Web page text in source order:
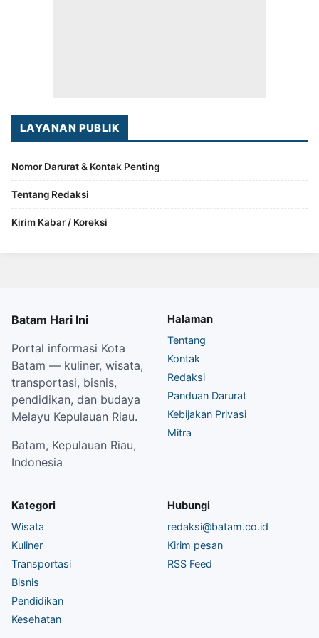
LAYANAN PUBLIK
Nomor Darurat & Kontak Penting
Tentang Redaksi
Kirim Kabar / Koreksi
Batam Hari Ini
Portal informasi Kota
Batam — kuliner, wisata,
transportasi, bisnis,
pendidikan, dan budaya
Melayu Kepulauan Riau.
Batam, Kepulauan Riau,
Indonesia
Halaman
Tentang
Kontak
Redaksi
Panduan Darurat
Kebijakan Privasi
Mitra
Kategori
Wisata
Kuliner
Transportasi
Bisnis
Pendidikan
Kesehatan
Hubungi
redaksi@batam.co.id
Kirim pesan
RSS Feed